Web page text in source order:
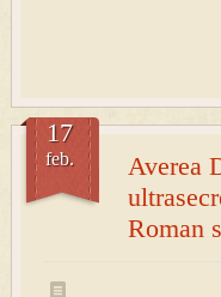
Averea
Roman
17
feb.